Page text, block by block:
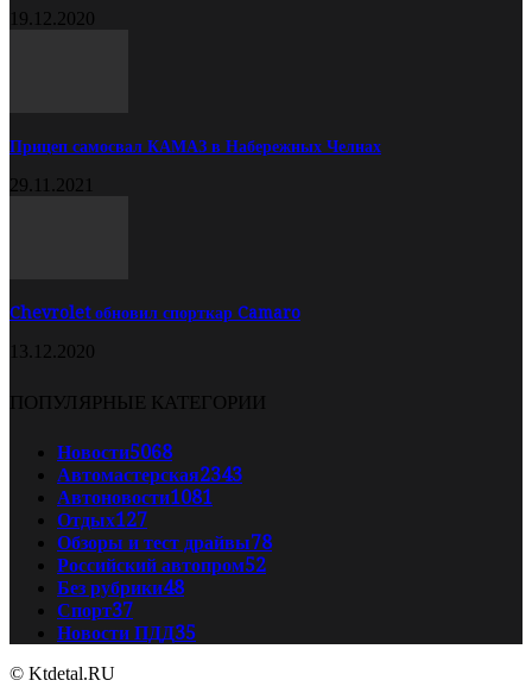
19.12.2020
Прицеп самосвал КАМАЗ в Набережных Челнах
29.11.2021
Chevrolet обновил спорткар Camaro
13.12.2020
ПОПУЛЯРНЫЕ КАТЕГОРИИ
Новости5068
Автомастерская2343
Автоновости1081
Отдых127
Обзоры и тест драйвы78
Российский автопром52
Без рубрики48
Спорт37
Новости ПДД35
© Ktdetal.RU